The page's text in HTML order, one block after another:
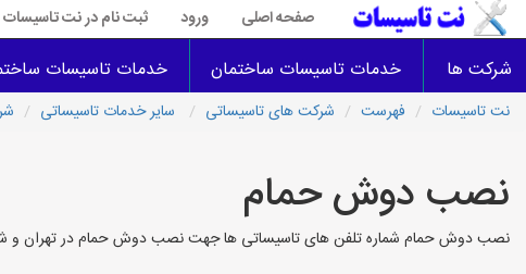
صفحه اصلی ورود ثبت نام در نت تاسیسات
شرکت ها خدمات تاسیسات ساختمان خدمات تاسیسات
نت تاسیسات فهرست شرکت های تاسیساتی سایر خدمات تاسیساتی
نصب دوش حمام
نصب دوش حمام شماره تلفن های تاسیساتی ها جهت نصب دوش حمام در تهران و